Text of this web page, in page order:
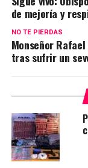
de mejoría y
NO TE PIERDAS
Monseñor
tras sufrir un